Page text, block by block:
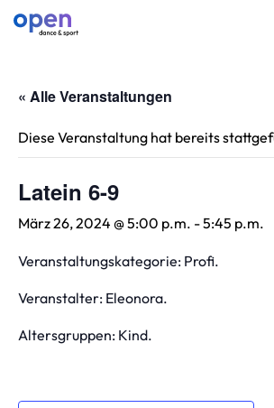
« Alle Veranstaltungen
Diese Veranstaltung hat bereits
Latein 6-9
März 26, 2024 @ 5:00 p.m. -5:45 p.m.
Veranstaltungskategorie: Profi.
Veranstalter: Eleonora.
Altersgruppen: Kind.